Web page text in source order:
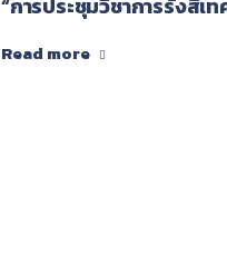
“การประชุมวิชาการรังสี
Read more